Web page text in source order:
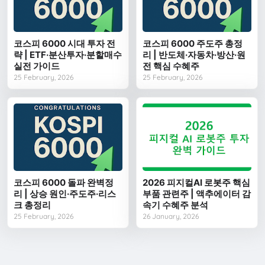
코스피 6000 시대 투자 전
략 | ETF·분산투자·분할매수
실전 가이드
25 February, 2026
코스피 6000 주도주 총정
리 | 반도체·자동차·방산·원
전 핵심 수혜주
25 February, 2026
코스피 6000 돌파 완벽정
리 | 상승 원인·주도주·리스
크 총정리
25 February, 2026
2026 피지컬AI 로봇주 핵심
부품 관련주 | 액추에이터 감
속기 수혜주 분석
26 January, 2026